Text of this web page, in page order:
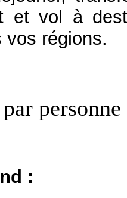
et vol à
vos régions.
par
: